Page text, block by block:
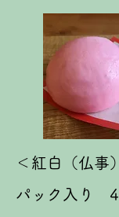
＜紅白（仏事
パック入り